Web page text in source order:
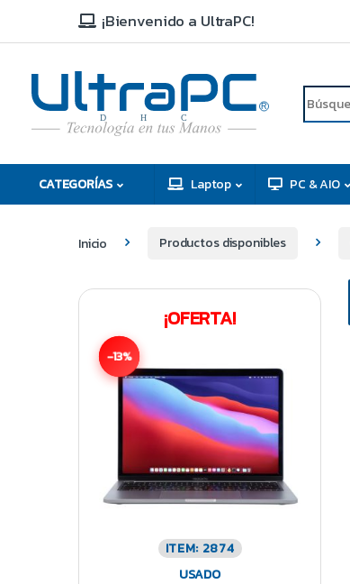
¡Bienvenido a UltraPC!
C
H
D
R
CATEGORÍAS Laptop PC & AIO
Inicio Productos disponibles
¡OFERTA!
-13%
ITEM: 2874
USADO